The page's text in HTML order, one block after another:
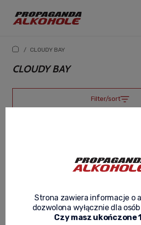
/ CLOUDY BAY
CLOUDY BAY
Filter/sort
Strona zawiera informacje o
dozwolona wyłącznie dla
Czy masz ukończone